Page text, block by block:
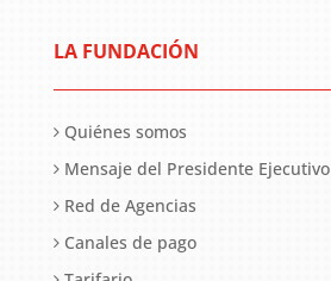
LA FUNDACIÓN
Quiénes somos
Mensaje del Presidente Ejecutivo
Red de Agencias
Canales de pago